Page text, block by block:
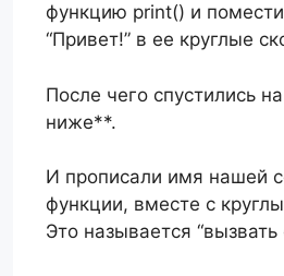
функцию print() и
“Привет!” в ее круглые
После чего спустились
ниже**.
И прописали имя нашей
функции, вместе с
Это называется